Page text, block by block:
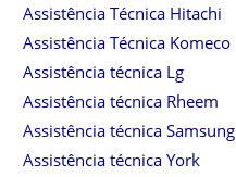
Assistência Técnica Hitachi
Assistência Técnica Komeco
Assistência técnica Lg
Assistência técnica Rheem
Assistência técnica Samsung
Assistência técnica York